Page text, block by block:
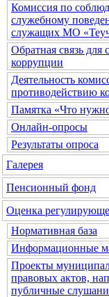
Комиссия по
служебному
служащих МО
Обратная связь
коррупции
Деятельность
противодействию
Памятка «Что
Онлайн-опросы
Результаты опроса
Галерея
Пенсионный фонд
Оценка
Нормативная база
Информационные
Проекты
правовых актов,
публичные